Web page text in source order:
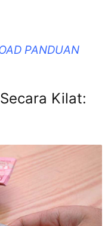
PANDUAN
Kilat: